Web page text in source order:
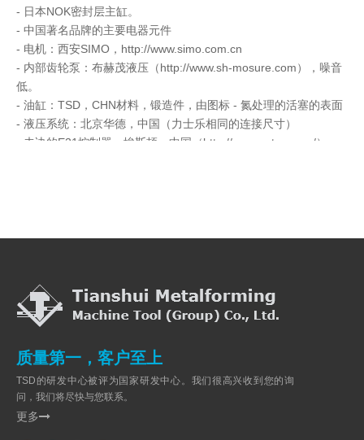
- 日本NOK密封层主缸。
- 中国著名品牌的主要电器元件
- 电机：西安SIMO，http://www.simo.com.cn
- 内部齿轮泵：布赫茂液压（http://www.sh-mosure.com），噪音
低。
- 油缸：TSD，CHN材料，锻造件，由图标 - 氮处理的活塞的表面
- 液压系统：北京华德，中国（力士乐相同的连接尺寸）
- 未决的E21控制器，埃斯顿，中国（http://www.estun.com/）
- 油冷却器
填料：
防锈油上工作表面，具有用于整个机器的塑料薄膜层涂
售后服务：
1.卖方已通过ISO9001质量体系认证，1997年以来，始终严格执行
这
质量第一，客户至上
TSD的研发中心被评为国家研发中心。我们很高兴收到您的询
问，我们将尽快与您联系。
更多